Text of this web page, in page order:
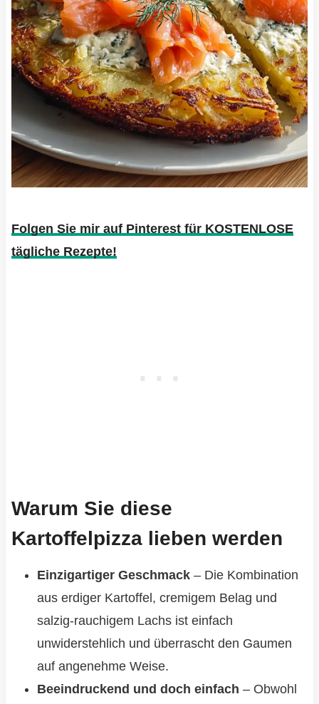
Folgen Sie mir auf Pinterest für KOSTENLOSE
tägliche Rezepte!
Warum Sie diese
Kartoffelpizza lieben werden
Einzigartiger Geschmack– Die Kombination
aus erdiger Kartoffel, cremigem Belag und
salzig-rauchigem Lachs ist einfach
unwiderstehlich und überrascht den Gaumen
auf angenehme Weise.
Beeindruckend und doch einfach – Obwohl